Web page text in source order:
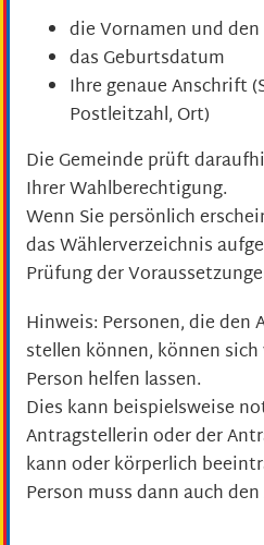
die Vornamen und
das Geburtsdatum
Ihre genaue Anschrift
Postleitzahl, Ort)
Die Gemeinde prüft
Ihrer Wahlberechtigung.
Wenn Sie persönlich
das Wählerverzeichnis
Prüfung der
Hinweis: Personen, die den
stellen können, können
Person helfen lassen.
Dies kann beispielsweise
Antragstellerin oder der
kann oder körperlich
Person muss dann auch